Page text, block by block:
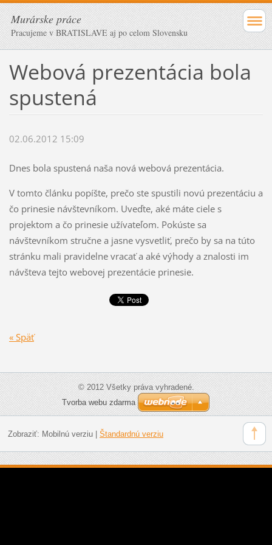
Murárske práce
Pracujeme v BRATISLAVE aj po celom Slovensku
Webová prezentácia bola
spustená
02.06.2012 15:09
Dnes bola spustená naša nová webová prezentácia.
V tomto článku popíšte, prečo ste spustili novú prezentáciu a
čo prinesie návštevníkom. Uveďte, aké máte ciele s
projektom a čo prinesie užívateľom. Pokúste sa
návštevníkom stručne a jasne vysvetliť, prečo by sa na túto
stránku mali pravidelne vracať a aké výhody a znalosti im
návšteva tejto webovej prezentácie prinesie.
« Späť
© 2012 Všetky práva vyhradené.
Tvorba webu zdarma
Zobraziť: Mobilnú verziu| Štandardnú verziu